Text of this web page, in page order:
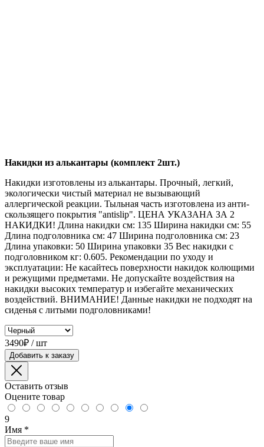
Накидки из алькантары (комплект 2шт.)
Накидки изготовлены из алькантары. Прочный, легкий,
экологически чистый материал не вызывающий
аллергической реакции. Тыльная часть изготовлена из анти-
скользящего покрытия "antislip". ЦЕНА УКАЗАНА ЗА 2
НАКИДКИ! Длина накидки см: 135 Ширина накидки см: 55
Длина подголовника см: 47 Ширина подголовника см: 23
Длина упаковки: 50 Ширина упаковки 35 Вес накидки с
подголовником кг: 0.605. Рекомендации по уходу и
эксплуатации: Не касайтесь поверхности накидок колющими
и режущими предметами. Не допускайте воздействия на
накидки высоких температур и избегайте механических
воздействий. ВНИМАНИЕ! Данные накидки не подходят на
сиденья с литыми подголовниками!
3490₽ / шт
Добавить к заказу
Оставить отзыв
Оцените товар
9
Имя *